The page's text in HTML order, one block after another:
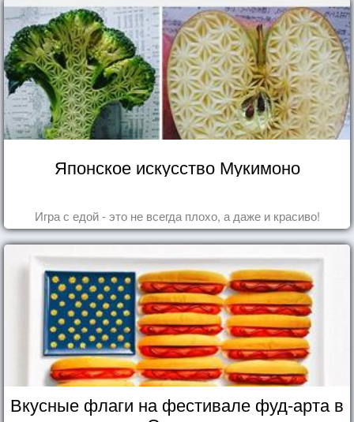
Японское искусство Мукимоно
Игра с едой - это не всегда плохо, а даже и красиво!
Вкусные флаги на фестивале фуд-арта в